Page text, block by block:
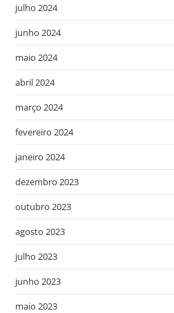
julho 2024
junho 2024
maio 2024
abril 2024
março 2024
fevereiro 2024
janeiro 2024
dezembro 2023
outubro 2023
agosto 2023
julho 2023
junho 2023
maio 2023